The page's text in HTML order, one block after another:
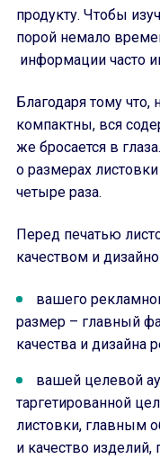
продукту. Чтобы
порой немало
информации часто
Благодаря тому что,
компактны, вся
же бросается в
о размерах
четыре раза.
Перед печатью
качеством и
вашего
размер – главный
качества и дизайна
вашей целевой
таргетированной
листовки, главным
и качество